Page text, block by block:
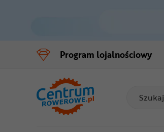
Menu główne
Informacje o produkcie
Do koszyka
Program lojalnościowy